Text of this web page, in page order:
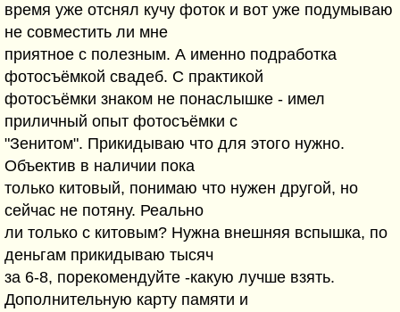
время уже отснял кучу фоток и вот уже подумываю
не совместить ли мне
приятное с полезным. А именно подработка
фотосъёмкой свадеб. С практикой
фотосъёмки знаком не понаслышке - имел
приличный опыт фотосъёмки с
"Зенитом". Прикидываю что для этого нужно.
Объектив в наличии пока
только китовый, понимаю что нужен другой, но
сейчас не потяну. Реально
ли только с китовым? Нужна внешняя вспышка, по
деньгам прикидываю тысяч
за 6-8, порекомендуйте -какую лучше взять.
Дополнительную карту памяти и